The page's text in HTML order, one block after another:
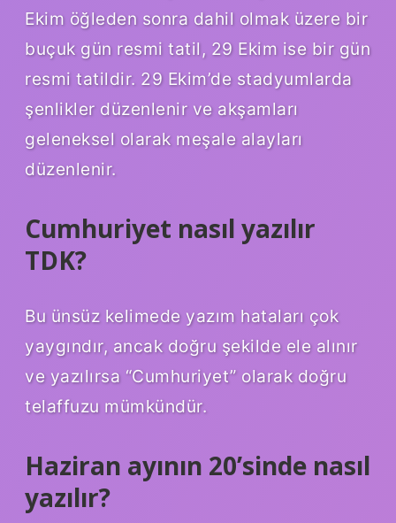
Ekim öğleden sonra dahil olmak üzere bir
buçuk gün resmi tatil, 29 Ekim ise bir gün
resmi tatildir. 29 Ekim’de stadyumlarda
şenlikler düzenlenir ve akşamları
geleneksel olarak meşale alayları
düzenlenir.
Cumhuriyet nasıl yazılır
TDK?
Bu ünsüz kelimede yazım hataları çok
yaygındır, ancak doğru şekilde ele alınır
ve yazılırsa “Cumhuriyet” olarak doğru
telaffuzu mümkündür.
Haziran ayının 20’sinde nasıl
yazılır?